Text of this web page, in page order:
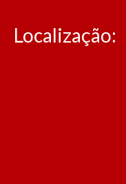
Localização: